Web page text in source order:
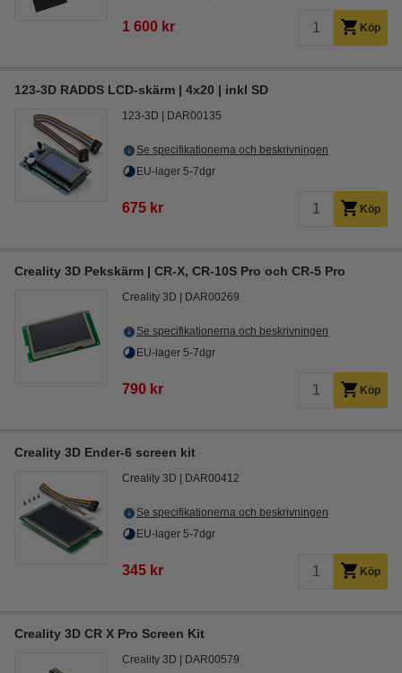
1 600 kr Köp
123-3D RADDS LCD-skärm | 4x20 | inkl SD
123-3D DAR00135
Se specifikationerna och beskrivningen
EU-lager 5-7dgr
675 kr Köp
Creality 3D Pekskärm | CR-X, CR-10S Pro och CR-5 Pro
Creality 3D DAR00269
Se specifikationerna och beskrivningen
EU-lager 5-7dgr
790 kr Köp
Creality 3D Ender-6 screen kit
Creality 3D DAR00412
Se specifikationerna och beskrivningen
EU-lager 5-7dgr
345 kr Köp
Creality 3D CR X Pro Screen Kit
Creality 3D DAR00579